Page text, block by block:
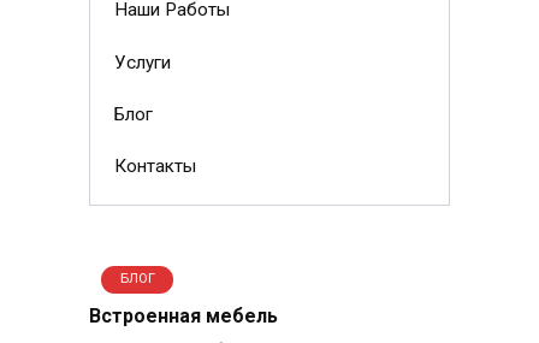
Наши Работы
Услуги
Блог
Контакты
БЛОГ
Встроенная мебель